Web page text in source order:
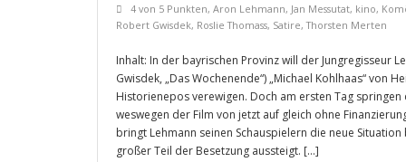
4 von 5 Punkten, Aron Lehmann, Jan Messutat, kino,
Robert Gwisdek, Roslie Thomass, Satire,Thorsten Merten
Inhalt: In der bayrischen Provinz will der Jungregisseur
Gwisdek, „Das Wochenende“) „Michael Kohlhaas“ von
Historienepos verewigen. Doch am ersten Tag
weswegen der Film von jetzt auf gleich ohne
bringt Lehmann seinen Schauspielern die neue
großer Teil der Besetzung aussteigt. […]